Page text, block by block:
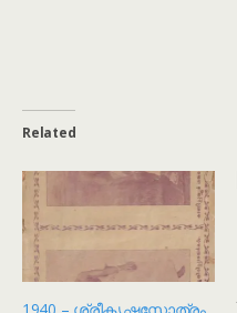
Related
1940 – ശ്രീകൃഷ്ണസ്തോത്രം